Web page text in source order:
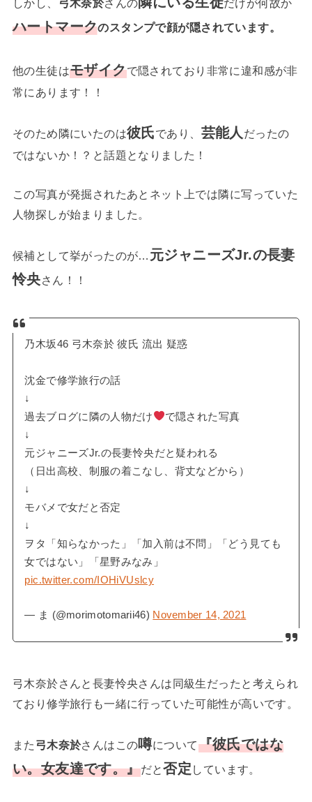
しかし、 弓木奈於さんの だけが何故か
ハートマークのスタンプで顔が隠されています。
他の生徒はモザイクで隠されており非常に違和感が非
常にあります！！
そのため隣にいたのは彼氏であり、 芸能人 だったの
ではないか！？と話題となりました！
この写真が発掘されたあとネット上では隣に写っていた
人物探しが始まりました。
候補として挙がったのが… 元ジャニーズJr.の長妻
怜央さん！！
乃木坂46 弓木奈於 彼氏 流出 疑惑
沈金で修学旅行の話
↓
過去ブログに隣の人物だけ
で隠された写真
↓
元ジャニーズJr.の長妻怜央だと疑われる
（日出高校、制服の着こなし、背丈などから）
↓
モバメで女だと否定
↓
ヲタ「知らなかった」「加入前は不問」「どう見ても
女ではない」「星野みなみ」
pic.twitter.com/IOHiVUslcy
— ま (@morimotomarii46) November 14, 2021
弓木奈於さんと長妻怜央さんは同級生だったと考えられ
ており修学旅行も一緒に行っていた可能性が高いです。
また 弓木奈於さんはこの噂について『彼氏ではな
い。女友達です。』だと否定 しています。